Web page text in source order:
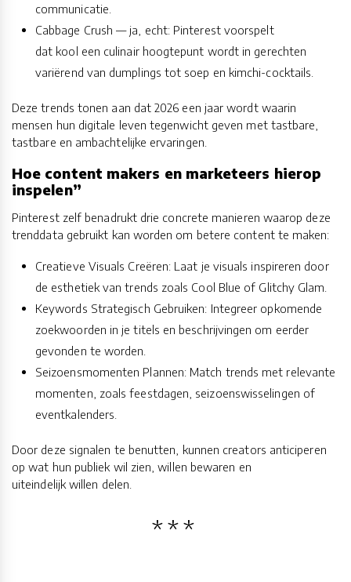
communicatie.
Cabbage Crush — ja, echt: Pinterest voorspelt
dat kool een culinair hoogtepunt wordt in gerechten
variërend van dumplings tot soep en kimchi-cocktails.
Deze trends tonen aan dat 2026 een jaar wordt waarin
mensen hun digitale leven tegenwicht geven met tastbare,
tastbare en ambachtelijke ervaringen.
Hoe content makers en marketeers hierop
inspelen”
Pinterest zelf benadrukt drie concrete manieren waarop deze
trenddata gebruikt kan worden om betere content te maken:
Creatieve Visuals Creëren: Laat je visuals inspireren door
de esthetiek van trends zoals Cool Blue of Glitchy Glam.
Keywords Strategisch Gebruiken: Integreer opkomende
zoekwoorden in je titels en beschrijvingen om eerder
gevonden te worden.
Seizoensmomenten Plannen: Match trends met relevante
momenten, zoals feestdagen, seizoenswisselingen of
eventkalenders.
Door deze signalen te benutten, kunnen creators anticiperen
op wat hun publiek wil zien, willen bewaren en
uiteindelijk willen delen.